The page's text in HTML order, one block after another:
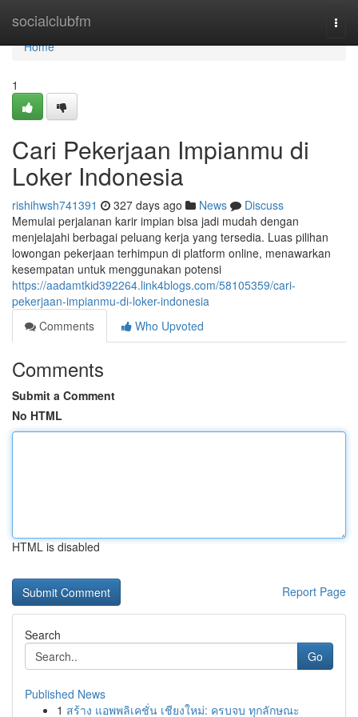
socialclubfm
Home
Home
1
Cari Pekerjaan Impianmu di
Loker Indonesia
rishihwsh741391 327 days ago News
Discuss
Memulai perjalanan karir impian bisa jadi mudah dengan
menjelajahi berbagai peluang kerja yang tersedia. Luas pilihan
lowongan pekerjaan terhimpun di platform online, menawarkan
kesempatan untuk menggunakan potensi
https://aadamtkid392264.link4blogs.com/58105359/cari-
pekerjaan-impianmu-di-loker-indonesia
Comments
Who Upvoted
Comments
Submit a Comment
No HTML
HTML is disabled
Report Page
Search
Go
Published News
1 สร้าง แอพพลิเคชั่น เชียงใหม่: ครบจบ ทุกลักษณะ